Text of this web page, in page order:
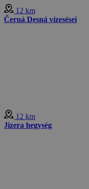
12 km
Černá Desná vízesései
12 km
Jizera hegység